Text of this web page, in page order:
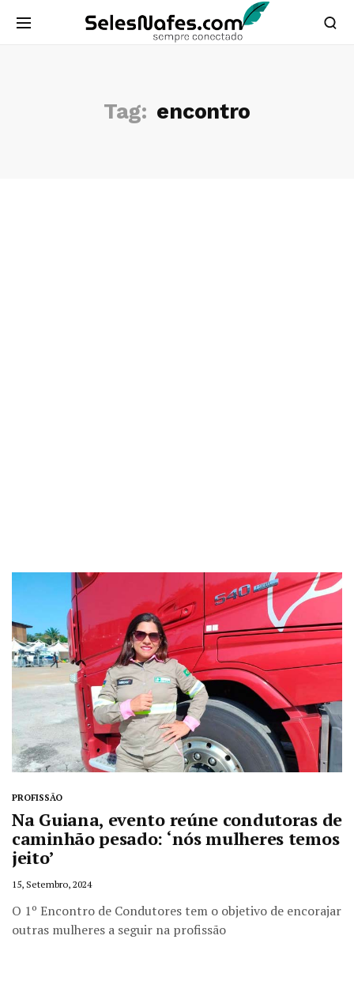
Tag: encontro
PROFISSÃO
Na Guiana, evento reúne condutoras de
caminhão pesado: ‘nós mulheres temos
jeito’
15, Setembro, 2024
O 1º Encontro de Condutores tem o objetivo de encorajar
outras mulheres a seguir na profissão